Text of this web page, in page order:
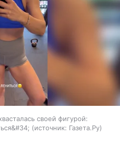
своей фигурой:
источник: Газета.Ру